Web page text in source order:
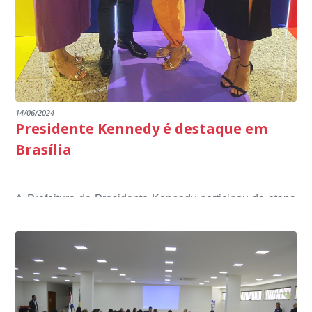
14/06/2024
Presidente Kennedy é destaque em
Brasília
A Prefeitura de Presidente Kennedy participou da etapa
nacional do 12º Prêmio Sebrae Prefeitura
Empreendedora, que visou valorizar e destacar o papel
dos gestores públicos comprometidos com o
desenvolvimento socioeconômico dos municípios, a
partir de iniciativas que estimulam o empreendedorismo,
a competitividade dos pequenos negócios e a